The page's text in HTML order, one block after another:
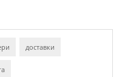
доставки